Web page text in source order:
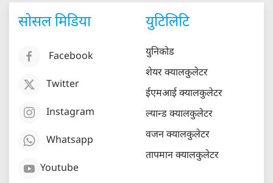
सोसल मिडिया
Facebook
Twitter
Instagram
Whatsapp
Youtube
युटिलिटि
युनिकोड
शेयर क्यालकुलेटर
ईएमआई क्यालकुलेटर
ल्यान्ड क्यालकुलेटर
वजन क्यालकुलेटर
तापमान क्यालकुलेटर